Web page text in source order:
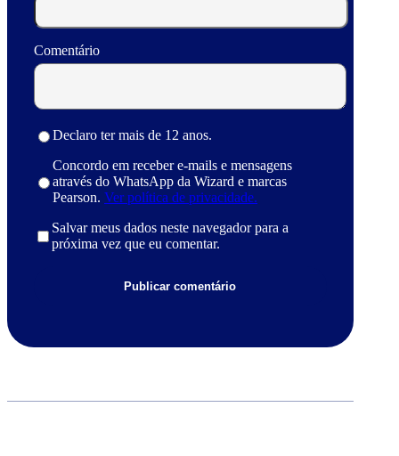
Comentário
Declaro ter mais de 12 anos.
Concordo em receber e-mails e mensagens
através do WhatsApp da Wizard e marcas
Pearson. Ver política de privacidade.
Salvar meus dados neste navegador para a
próxima vez que eu comentar.